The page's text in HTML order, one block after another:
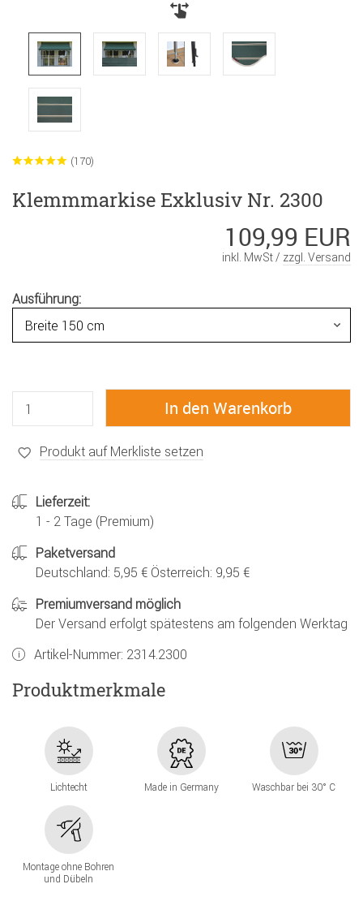
(170)
Klemmmarkise Exklusiv Nr. 2300
109,99 EUR
inkl. MwSt / zzgl. Versand
Ausführung:
Produkt auf Merkliste setzen
Lieferzeit:
1 - 2 Tage (Premium)
Paketversand
Deutschland: 5,95 € Österreich: 9,95 €
Premiumversand möglich
Der Versand erfolgt spätestens am folgenden Werktag
Artikel-Nummer: 2314.2300
Produktmerkmale
Lichtecht Made in Germany Waschbar bei 30° C
Montage ohne Bohren
und Dübeln